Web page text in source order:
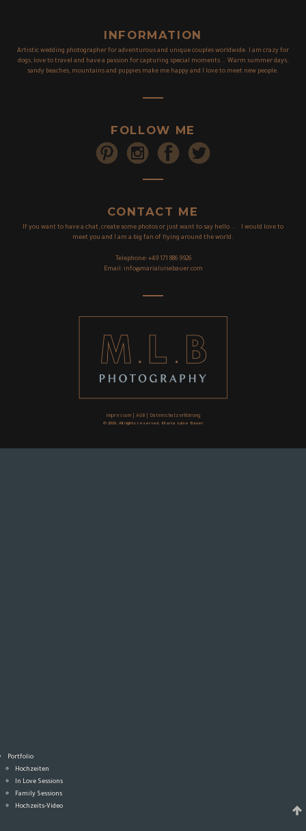
INFORMATION
Artistic wedding photographer for adventurous and unique couples worldwide. I am crazy for
dogs, love to travel and have a passion for capturing special moments... Warm summer days,
sandy beaches, mountains and puppies make me happy and I love to meet new people.
FOLLOW ME
CONTACT ME
If you want to have a chat, create some photos or just want to say hello... I would love to
meet you and I am a big fan of flying around the world.
Telephone: +49 171 886 9926
Email: info@marialuisebauer.com
Impressum| AGB| Datenschutzerklärung
© 2020. All rights reserved. Maria Luise Bauer
Portfolio
Hochzeiten
In Love Sessions
Family Sessions
Hochzeits-Video